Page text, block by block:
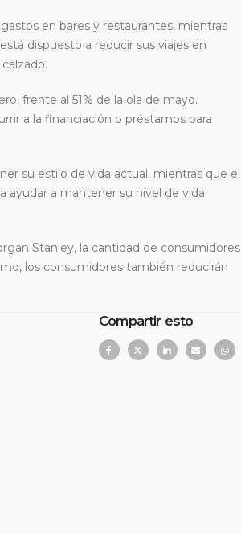
en bares y restaurantes, mientras
dispuesto a reducir sus viajes en
frente al 51% de la ola de mayo.
a la financiación o préstamos para
su estilo de vida actual, mientras que el
ayudar a mantener su nivel de vida
Stanley, la cantidad de consumidores
los consumidores también reducirán
Compartir esto